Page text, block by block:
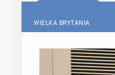
WIELKA BRYTANIA